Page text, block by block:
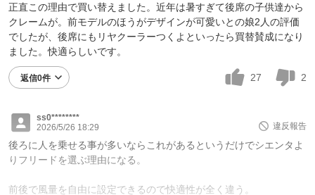
正直この理由で買い替えました。近年は暑すぎて後席の子供達から
クレームが。前モデルのほうがデザインが可愛いとの娘2人の評価
でしたが、後席にもリヤクーラーつくよといったら買替賛成になり
ました。快適らしいです。
返信0件 27 2
ss0********
2026/5/26 18:29
違反報告
後ろに人を乗せる事が多いならこれがあるというだけでシエンタよ
りフリードを選ぶ理由になる。
前後で風量を自由に設定できるので快適性が全く違う。